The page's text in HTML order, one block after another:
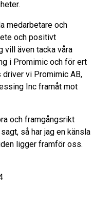
medarbetare och
och positivt
vill även tacka våra
i Promimic och för ert
vi Promimic AB,
Inc framåt mot
och framgångsrikt
så har jag en känsla
ligger framför oss.